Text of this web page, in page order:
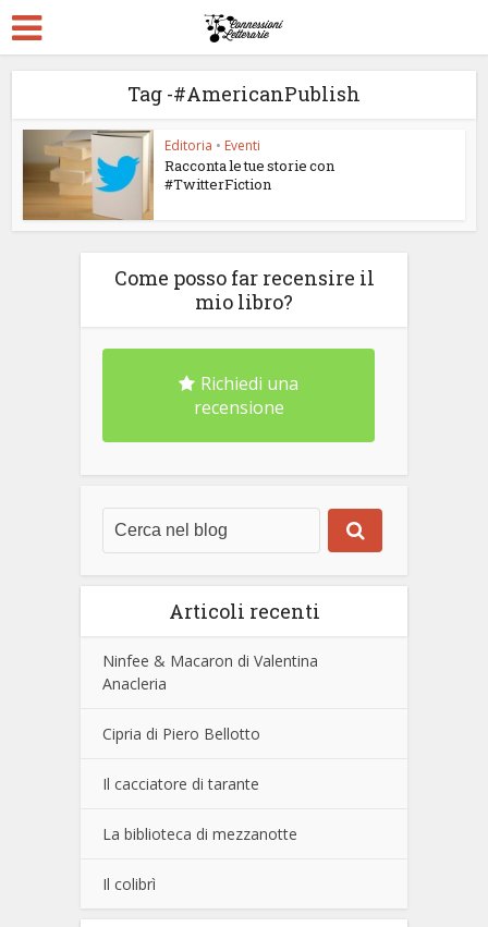
Tag -#AmericanPublish
Editoria • Eventi
Racconta le tue storie con
#TwitterFiction
Come posso far recensire il
mio libro?
Richiedi una
recensione
Articoli recenti
Ninfee & Macaron di Valentina
Anacleria
Cipria di Piero Bellotto
Il cacciatore di tarante
La biblioteca di mezzanotte
Il colibrì